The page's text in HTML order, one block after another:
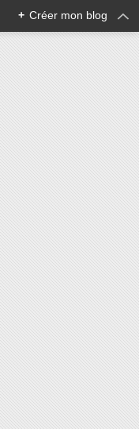
+ Créer mon blog